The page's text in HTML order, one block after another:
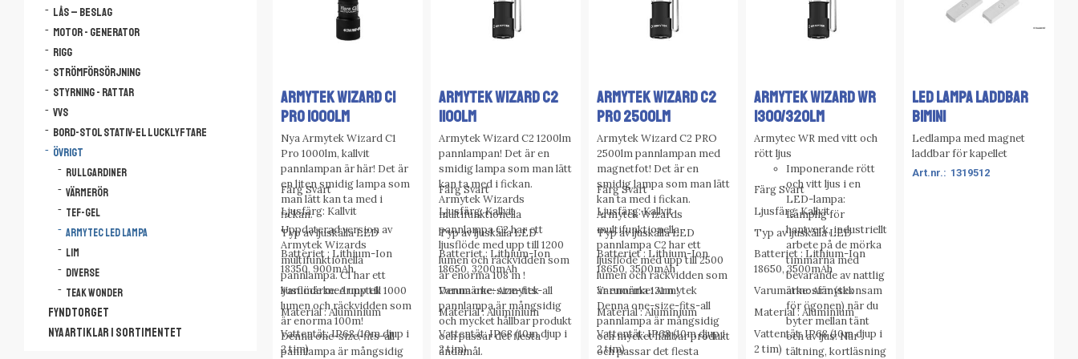
ARMYTEK WIZARD C1
PRO 1000Lm
Nya Armytek Wizard C1
Pro 1000lm, kallvit
pannlampan är här! Det är
en liten smidig lampa som
man lätt kan ta med i
fickan.
Uppdaterad version av
Armytek Wizards
multifunktionella
pannlampa. C1 har ett
ljusflöde med upp till 1000
lumen och räckvidden som
är enorma 100m!
Denna one-size-fits-all
pannlampa är mångsidig
Färg Svart
Ljusfärg: Kallvit
Typ av ljuskälla LED
Batteriet : Lithium-Ion
18350, 900mAh
Varumärke: Armytek
Material : Aluminium
Vattentät: IP68 (10m djup i
2 tim)
ARMYTEK WIZARD C2
1100Lm
Armytek Wizard C2 1200lm
pannlampan! Det är en
smidig lampa som man lätt
kan ta med i fickan.
Armytek Wizards
multifunktionella
pannlampa C2 har ett
ljusflöde med upp till 1200
lumen och räckvidden som
är enorma 108 m !
Denna one-size-fits-all
pannlampa är mångsidig
och mycket hållbar produkt
och passar det flesta
ändamål.
Färg Svart
Ljusfärg: Kallvit
Typ av ljuskälla LED
Batteriet : Lithium-Ion
18650, 3200mAh
Varumärke: Armytek
Material : Aluminium
Vattentät: IP68 (10m djup i
2 tim)
ARMYTEK WIZARD C2
PRO 2500Lm
Armytek Wizard C2 PRO
2500lm pannlampan med
magnetfot! Det är en
smidig lampa som man lätt
kan ta med i fickan.
Armytek Wizards
multifunktionella
pannlampa C2 har ett
ljusflöde med upp till 2500
lumen och räckvidden som
är enorma 131m !
Denna one-size-fits-all
pannlampa är mångsidig
och mycket hållbar produkt
och passar det flesta
Färg Svart
Ljusfärg: Kallvit
Typ av ljuskälla LED
Batteriet : Lithium-Ion
18650, 3500mAh
Varumärke: Armytek
Material : Aluminium
Vattentät: IP68 (10m djup i
2 tim)
ARMYTEK WIZARD WR
1300/320Lm
Armytec WR med vitt och
rött ljus
Imponerande rött
och vitt ljus i en
LED-lampa:
Lämplig för
hantverk, industriellt
arbete på de mörka
timmarna med
bevarande av nattlig
atmosfär (skonsam
för ögonen) när du
byter mellan tänt
och av ljus: När
tältning, kortläsning
Färg Svart
Ljusfärg: Kallvit
Typ av ljuskälla LED
Batteriet : Lithium-Ion
18650, 3500mAh
Varumärke: Armytek
Material : Aluminium
Vattentät: IP68 (10m djup i
2 tim)
LED LAMPA LADDBAR
BIMINI
Ledlampa med magnet
laddbar för kapellet
1319512
Lås – Beslag
Motor - Generator
Rigg
Strömförsörjning
Styrning - Rattar
VVS
Bord-Stol Stativ-El lucklyftare
Övrigt
Rullgardiner
Värmerör
Tef-Gel
Armytec LED lampa
LIM
Diverse
Teak Wonder
FYNDTORGET
NYA ARTIKLAR I SORTIMENTET